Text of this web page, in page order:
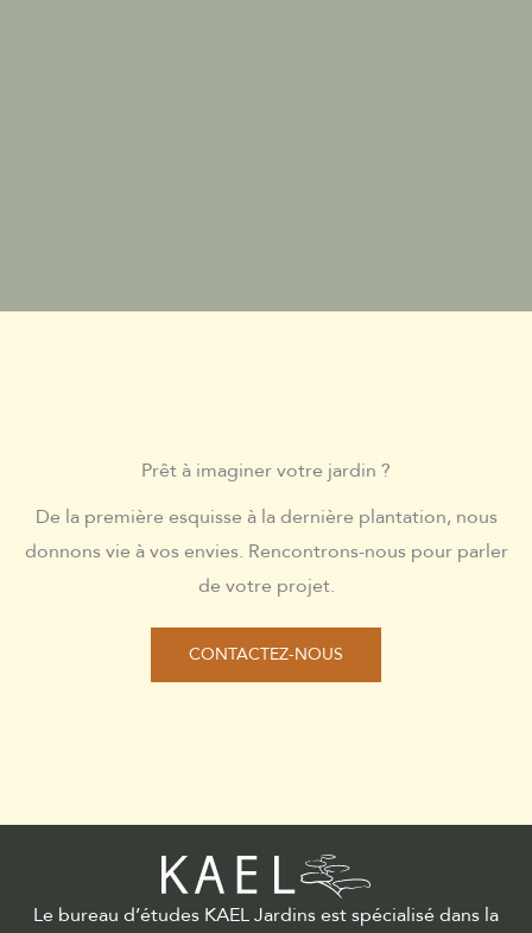
Prêt à imaginer votre jardin ?
De la première esquisse à la dernière plantation, nous
donnons vie à vos envies. Rencontrons-nous pour parler
de votre projet.
CONTACTEZ-NOUS
Le bureau d’études KAEL Jardins est spécialisé dans la